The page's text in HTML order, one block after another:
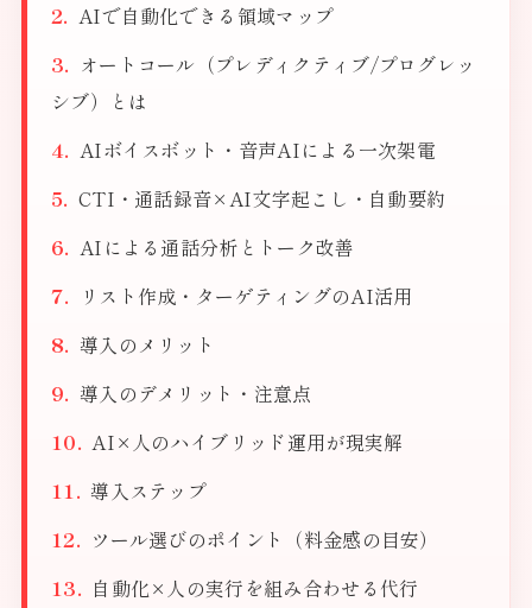
AIで自動化できる領域マップ
オートコール（プレディクティブ/プログレッ
シブ）とは
AIボイスボット・音声AIによる一次架電
CTI・通話録音×AI文字起こし・自動要約
AIによる通話分析とトーク改善
リスト作成・ターゲティングのAI活用
導入のメリット
導入のデメリット・注意点
AI×人のハイブリッド運用が現実解
導入ステップ
ツール選びのポイント（料金感の目安）
自動化×人の実行を組み合わせる代行